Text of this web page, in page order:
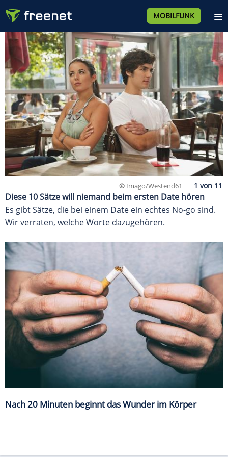
MOBILFUNK
© Imago/Westend61
Diese 10 Sätze will niemand beim ersten Date hören
Es gibt Sätze, die bei einem Date ein echtes No-go sind.
Wir verraten, welche Worte dazugehören.
Nach 20 Minuten beginnt das Wunder im Körper